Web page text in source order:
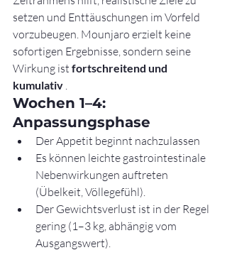
setzen und Enttäuschungen im Vorfeld
vorzubeugen. Mounjaro erzielt keine
sofortigen Ergebnisse, sondern seine
Wirkung ist fortschreitend und
kumulativ .
Wochen 1–4:
Anpassungsphase
Der Appetit beginnt nachzulassen
Es können leichte gastrointestinale
Nebenwirkungen auftreten
(Übelkeit, Völlegefühl).
Der Gewichtsverlust ist in der Regel
gering (1–3 kg, abhängig vom
Ausgangswert).